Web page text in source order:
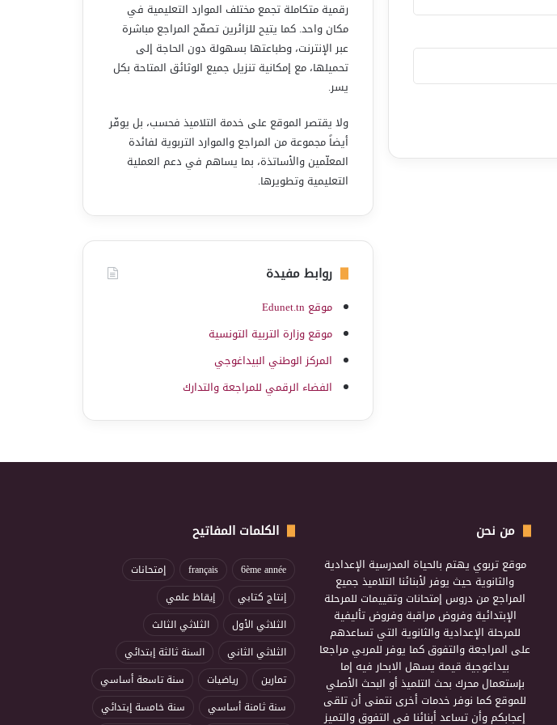
رقمية متكاملة تجمع مختلف الموارد التعليمية في
مكان واحد. كما يتيح للزائرين تصفّح المراجع مباشرة
عبر الإنترنت، وطباعتها بسهولة دون الحاجة إلى
تحميلها، مع إمكانية تنزيل جميع الوثائق المتاحة بكل
يسر.
ولا يقتصر الموقع على خدمة التلاميذ فحسب، بل يوفّر
أيضاً مجموعة من المراجع والموارد التربوية لفائدة
المعلّمين والأساتذة، بما يساهم في دعم العملية
التعليمية وتطويرها.
روابط مفيدة
موقع Edunet.tn
موقع وزارة التربية التونسية
المركز الوطني البيداغوجي
الفضاء الرقمي للمراجعة والتدارك
من نحن
موقع تربوي يهتم بالحياة المدرسية الإعدادية
والثانوية حيث يوفر لأبنائنا التلاميذ جميع
المراجع من دروس إمتحانات وتقييمات للمرحلة
الإبتدائية وفروض مراقبة وفروض تأليفية
للمرحلة الإعدادية والثانوية التي تساعدهم
على المراجعة والتفوق كما يوفر للمربي مراجعا
بيداغوجية قيمة يسهل الابحار فيه إما
بإستعمال محرك بحث التلميذ أو البحث الأصلي
للموقع كما نوفر خدمات أخرى نتمنى أن تلقى
إعجابكم وأن تساعد أبنائنا في التفوق والتميز
الكلمات المفاتيح
6ème année
français
إمتحانات
إنتاج كتابي
إيقاظ علمي
الثلاثي الأول
الثلاثي الثالث
الثلاثي الثاني
السنة ثالثة إبتدائي
تمارين
رياضيات
سنة تاسعة أساسي
سنة ثامنة أساسي
سنة خامسة إبتدائي